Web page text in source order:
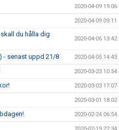
2020-04-09 19:06
2020-04-09 09:11
du hålla dig
2020-04-06 13:42
- senast uppd 21/8 2020-04-05 14:43
2020-03-23 10:54
2020-03-03 17:07
2020-03-01 18:02
2020-02-24 06:54